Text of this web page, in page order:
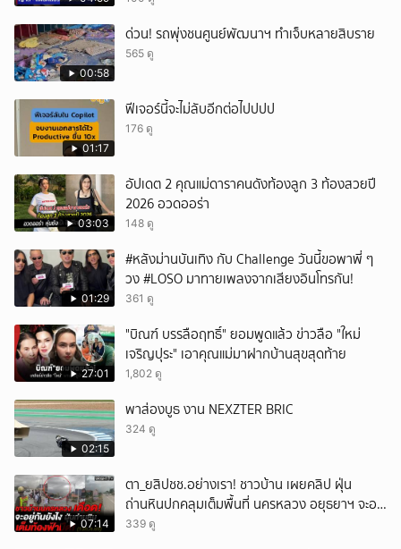
00:58
ด่วน! รถพุ่งชนศูนย์พัฒนาฯ ทำเจ็บหลายสิบราย
565 ดู
01:17
ฟีเจอร์นี้จะไม่ลับอีกต่อไปปปป
176 ดู
03:03
อัปเดต 2 คุณแม่ดาราคนดังท้องลูก 3 ท้องสวยปี
2026 อวดออร่า
148 ดู
01:29
#หลังม่านบันเทิง กับ Challenge วันนี้ขอพาพี่ ๆ
วง #LOSO มาทายเพลงจากเสียงอินโทรกัน!
361 ดู
27:01
"บิณฑ์ บรรลือฤทธิ์" ยอมพูดแล้ว ข่าวลือ "ใหม่
เจริญปุระ" เอาคุณแม่มาฝากบ้านสุขสุดท้าย
1,802 ดู
02:15
พาส่องบูธ งาน NEXZTER BRIC
324 ดู
07:14
ตา_ยสิปชช.อย่างเรา! ชาวบ้าน เผยคลิป ฝุ่น
ถ่านหินปกคลุมเต็มพื้นที่ นครหลวง อยุธยาฯ จะอยู่
กันยังไง
339 ดู